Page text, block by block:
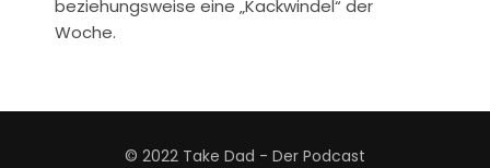
beziehungsweise eine „Kackwindel“ der
Woche.
© 2022 Take Dad - Der Podcast